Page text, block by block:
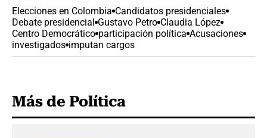
Elecciones en Colombia Candidatos presidenciales
Debate presidencial Gustavo Petro Claudia López
Centro Democrático participación política Acusaciones
investigados imputan cargos
Más de Política